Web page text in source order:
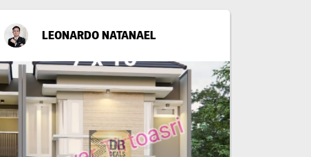
LEONARDO NATANAEL